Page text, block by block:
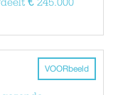
€ 245.000
VOORbeeld